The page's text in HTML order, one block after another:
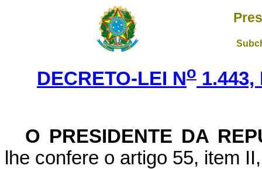
DECRETO-LEI No 1.443,
O PRESIDENTE DA
lhe confere o artigo 55, item